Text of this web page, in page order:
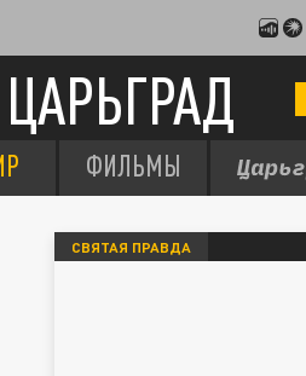
ЦАРЬГРАД
ФИЛЬМЫ
СВЯТАЯ ПРАВДА